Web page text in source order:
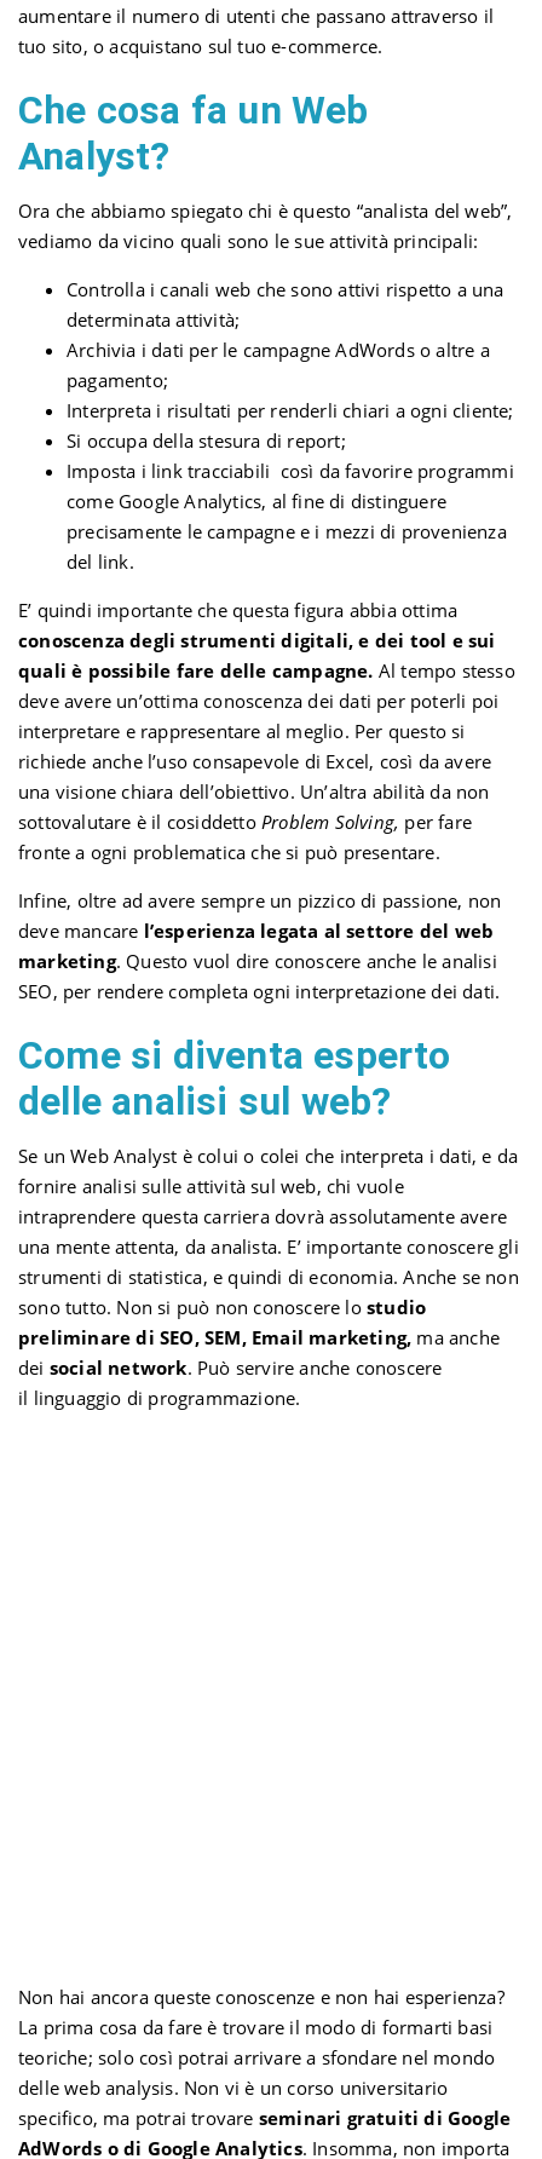
aumentare il numero di utenti che passano attraverso il
tuo sito, o acquistano sul tuo e-commerce.
Che cosa fa un Web
Analyst?
Ora che abbiamo spiegato chi è questo “analista del web”,
vediamo da vicino quali sono le sue attività principali:
Controlla i canali web che sono attivi rispetto a una
determinata attività;
Archivia i dati per le campagne AdWords o altre a
pagamento;
Interpreta i risultati per renderli chiari a ogni cliente;
Si occupa della stesura di report;
Imposta i link tracciabili così da favorire programmi
come Google Analytics, al fine di distinguere
precisamente le campagne e i mezzi di provenienza
del link.
E’ quindi importante che questa figura abbia ottima
conoscenza degli strumenti digitali, e dei tool e sui
quali è possibile fare delle campagne. Al tempo stesso
deve avere un’ottima conoscenza dei dati per poterli poi
interpretare e rappresentare al meglio. Per questo si
richiede anche l’uso consapevole di Excel, così da avere
una visione chiara dell’obiettivo. Un’altra abilità da non
sottovalutare è il cosiddetto Problem Solving, per fare
fronte a ogni problematica che si può presentare.
Infine, oltre ad avere sempre un pizzico di passione, non
deve mancare l’esperienza legata al settore del web
marketing. Questo vuol dire conoscere anche le analisi
SEO, per rendere completa ogni interpretazione dei dati.
Come si diventa esperto
delle analisi sul web?
Se un Web Analyst è colui o colei che interpreta i dati, e da
fornire analisi sulle attività sul web, chi vuole
intraprendere questa carriera dovrà assolutamente avere
una mente attenta, da analista. E’ importante conoscere gli
strumenti di statistica, e quindi di economia. Anche se non
sono tutto. Non si può non conoscere lo studio
preliminare di SEO, SEM, Email marketing, ma anche
dei social network. Può servire anche conoscere
il linguaggio di programmazione.
Non hai ancora queste conoscenze e non hai esperienza?
La prima cosa da fare è trovare il modo di formarti basi
teoriche; solo così potrai arrivare a sfondare nel mondo
delle web analysis. Non vi è un corso universitario
specifico, ma potrai trovare seminari gratuiti di Google
AdWords o di Google Analytics. Insomma, non importa